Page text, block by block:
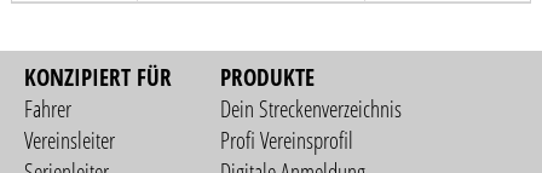
KONZIPIERT FÜR
Fahrer
Vereinsleiter
PRODUKTE
Dein Streckenverzeichnis
Profi Vereinsprofil